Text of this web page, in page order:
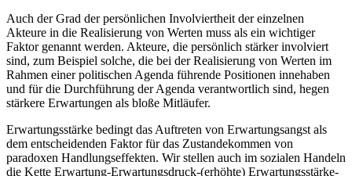
Auch der Grad der persönlichen Involviertheit der einzelnen
Akteure in die Realisierung von Werten muss als ein wichtiger
Faktor genannt werden. Akteure, die persönlich stärker involviert
sind, zum Beispiel solche, die bei der Realisierung von Werten im
Rahmen einer politischen Agenda führende Positionen innehaben
und für die Durchführung der Agenda verantwortlich sind, hegen
stärkere Erwartungen als bloße Mitläufer.
Erwartungsstärke bedingt das Auftreten von Erwartungsangst als
dem entscheidenden Faktor für das Zustandekommen von
paradoxen Handlungseffekten. Wir stellen auch im sozialen Handeln
die Kette Erwartung-Erwartungsdruck-(erhöhte) Erwartungsstärke-